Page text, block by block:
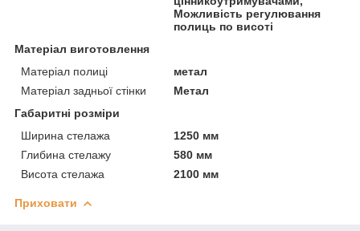
Можливість регулювання
полиць по висоті
Матеріал виготовлення
Матеріал полиці
метал
Матеріал задньої стінки
Метал
Габаритні розміри
Ширина стелажа
1250 мм
Глибина стелажу
580 мм
Висота стелажа
2100 мм
Приховати